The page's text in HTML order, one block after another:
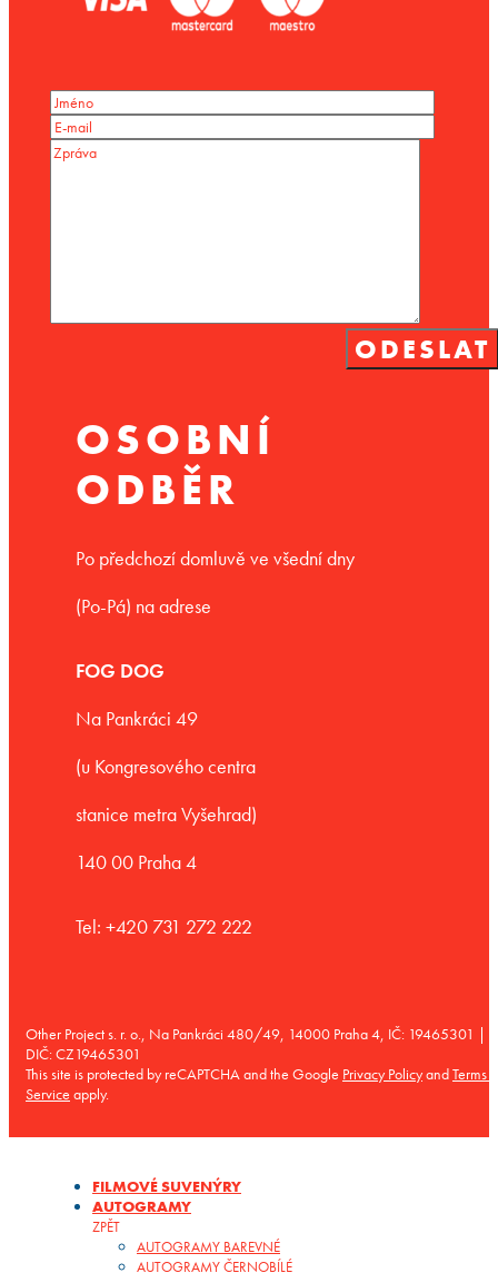
OSOBNÍ
ODBĚR
Po předchozí domluvě ve všední dny
(Po-Pá) na adrese
FOG DOG
Na Pankráci 49
(u Kongresového centra
stanice metra Vyšehrad)
140 00 Praha 4
Tel: +420 731 272 222
Other Project s. r. o., Na Pankráci 480/49, 14000 Praha 4, IČ: 19465301 |
DIČ: CZ19465301
This site is protected by reCAPTCHA and the Google Privacy PolicyandTerms
Service apply.
FILMOVÉ SUVENÝRY
AUTOGRAMY
ZPĚT
AUTOGRAMY BAREVNÉ
AUTOGRAMY ČERNOBÍLÉ